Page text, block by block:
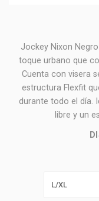
Jockey Nixon
toque urbano que
Cuenta con visera
estructura Flexfit
durante todo el día.
libre y un